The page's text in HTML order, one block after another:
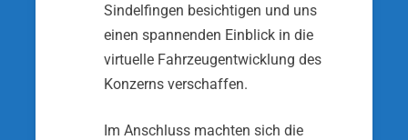
Sindelfingen besichtigen und uns
einen spannenden Einblick in die
virtuelle Fahrzeug­entwicklung des
Konzerns verschaffen.
Im Anschluss machten sich die